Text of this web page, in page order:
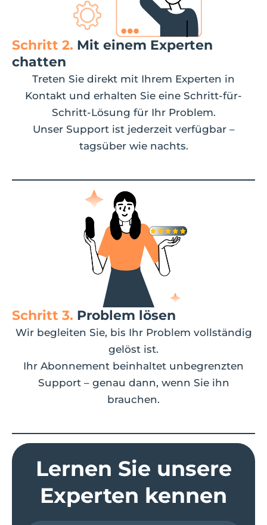
Schritt 2. Mit einem Experten
chatten
Treten Sie direkt mit Ihrem Experten in
Kontakt und erhalten Sie eine Schritt-für-
Schritt-Lösung für Ihr Problem.
Unser Support ist jederzeit verfügbar –
tagsüber wie nachts.
Schritt 3. Problem lösen
Wir begleiten Sie, bis Ihr Problem vollständig
gelöst ist.
Ihr Abonnement beinhaltet unbegrenzten
Support – genau dann, wenn Sie ihn
brauchen.
Lernen Sie unsere
Experten kennen